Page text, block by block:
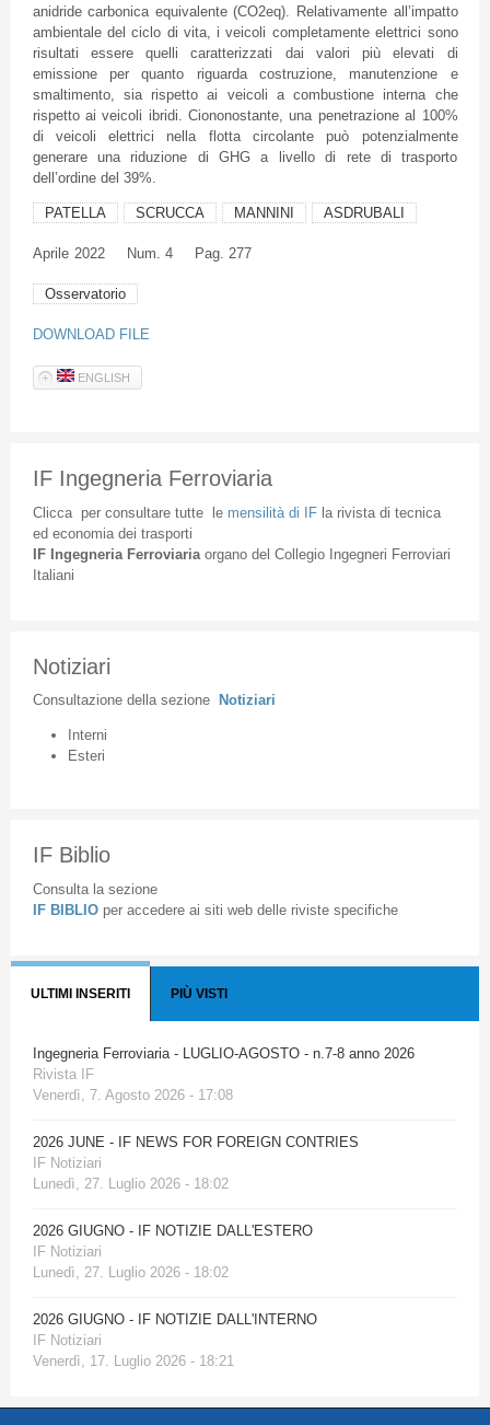
anidride carbonica equivalente (CO2eq). Relativamente all’impatto
ambientale del ciclo di vita, i veicoli completamente elettrici sono
risultati essere quelli caratterizzati dai valori più elevati di
emissione per quanto riguarda costruzione, manutenzione e
smaltimento, sia rispetto ai veicoli a combustione interna che
rispetto ai veicoli ibridi. Ciononostante, una penetrazione al 100%
di veicoli elettrici nella flotta circolante può potenzialmente
generare una riduzione di GHG a livello di rete di trasporto
dell’ordine del 39%.
PATELLA SCRUCCA MANNINI ASDRUBALI
Aprile 2022 Num. 4 Pag. 277
Osservatorio
DOWNLOAD FILE
ENGLISH
IF Ingegneria Ferroviaria
Cliccaper consultare tuttele mensilità di IFla rivista di tecnica
ed economia dei trasporti
IF Ingegneria Ferroviaria organodel Collegio Ingegneri Ferroviari
Italiani
Notiziari
Consultazione della sezione Notiziari
Interni
Esteri
IF Biblio
Consulta la sezione
IF BIBLIO per accedere ai siti web delle riviste specifiche
ULTIMI INSERITI PIÙ VISTI
Ingegneria Ferroviaria - LUGLIO-AGOSTO - n.7-8 anno 2026
Rivista IF
Venerdì, 7. Agosto 2026 - 17:08
2026 JUNE - IF NEWS FOR FOREIGN CONTRIES
IF Notiziari
Lunedì, 27. Luglio 2026 - 18:02
2026 GIUGNO - IF NOTIZIE DALL'ESTERO
IF Notiziari
Lunedì, 27. Luglio 2026 - 18:02
2026 GIUGNO - IF NOTIZIE DALL'INTERNO
IF Notiziari
Venerdì, 17. Luglio 2026 - 18:21